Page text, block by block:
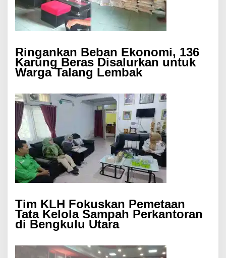
Ringankan Beban Ekonomi, 136
Karung Beras Disalurkan untuk
Warga Talang Lembak
Tim KLH Fokuskan Pemetaan
Tata Kelola Sampah Perkantoran
di Bengkulu Utara